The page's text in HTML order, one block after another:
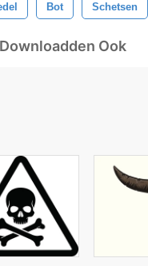
Bot Schetsen
Ook